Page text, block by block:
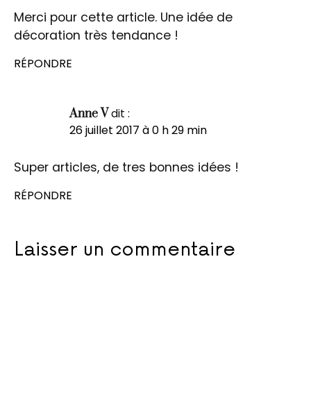
Merci pour cette article. Une idée de
décoration très tendance !
RÉPONDRE
Anne Vdit :
26 juillet 2017 à 0 h 29 min
Super articles, de tres bonnes idées !
RÉPONDRE
Laisser un commentaire